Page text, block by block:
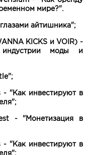
мире?".
айтишника";
KICKS и VOIR) -
индустрии моды и
"Как инвестируют в
- "Монетизация в
"Как инвестируют в